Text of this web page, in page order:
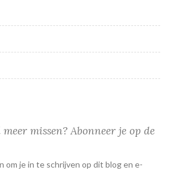
missen? Abonneer je op de
om je in te schrijven op dit blog en e-